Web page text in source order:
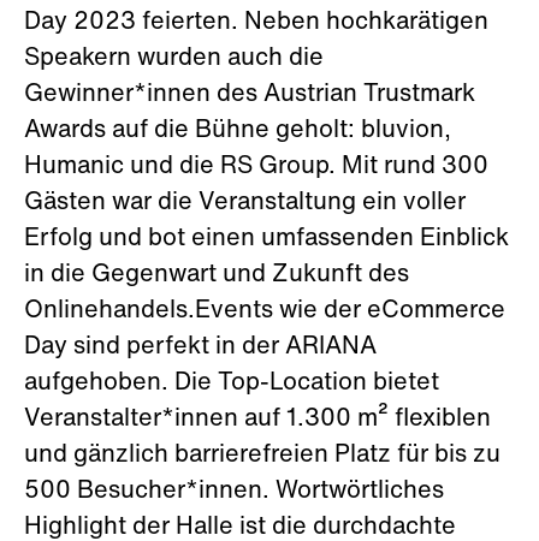
Day 2023 feierten. Neben hochkarätigen
Speakern wurden auch die
Gewinner*innen des Austrian Trustmark
Awards auf die Bühne geholt: bluvion,
Humanic und die RS Group. Mit rund 300
Gästen war die Veranstaltung ein voller
Erfolg und bot einen umfassenden Einblick
in die Gegenwart und Zukunft des
Onlinehandels.Events wie der eCommerce
Day sind perfekt in der ARIANA
aufgehoben. Die Top-Location bietet
Veranstalter*innen auf 1.300 m² flexiblen
und gänzlich barrierefreien Platz für bis zu
500 Besucher*innen. Wortwörtliches
Highlight der Halle ist die durchdachte